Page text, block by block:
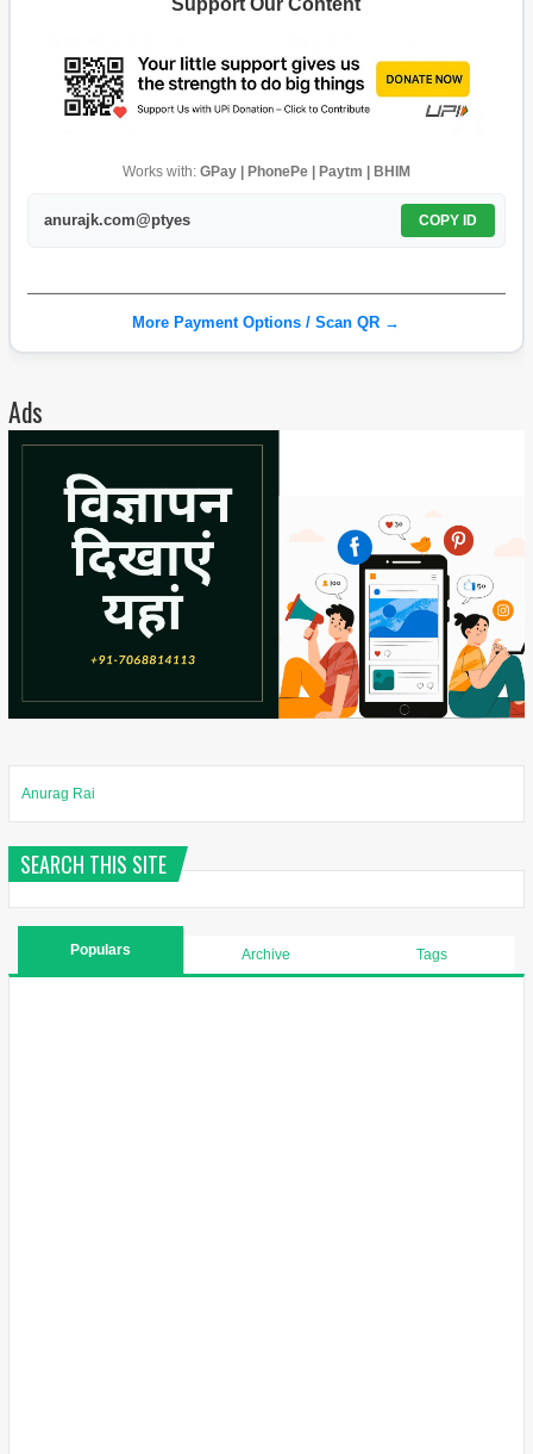
Works with: GPay | PhonePe | Paytm | BHIM
anurajk.com@ptyes COPY ID
More Payment Options / Scan QR →
Ads
Anurag Rai
SEARCH THIS SITE
Populars Archive Tags